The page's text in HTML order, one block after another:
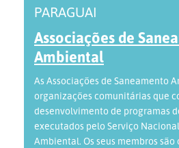
PARAGUAI
Associações de
Ambiental
As Associações de Saneamento
organizações comunitárias que
desenvolvimento de programas
executados pelo Serviço
Ambiental. Os seus membros são